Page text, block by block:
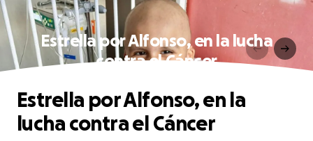
Estrella por Alfonso, en la lucha
contra el Cáncer
Estrella por Alfonso, en la
lucha contra el Cáncer